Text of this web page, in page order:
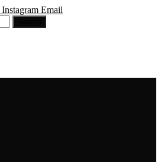
Instagram Email